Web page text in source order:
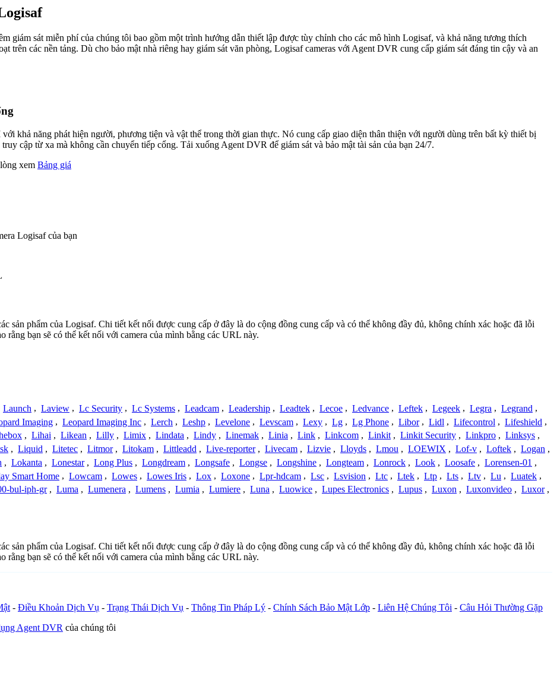
giám sát miễn phí của chúng tôi bao gồm một trình hướng dẫn thiết lập được tùy chỉnh cho các mô hình Logisaf, và khả năng tương thích
trên các nền tảng. Dù cho bảo mật nhà riêng hay giám sát văn phòng, Logisaf cameras với Agent DVR cung cấp giám sát đáng tin cậy và an
khả năng phát hiện người, phương tiện và vật thể trong thời gian thực. Nó cung cấp giao diện thân thiện với người dùng trên bất kỳ thiết bị
cập từ xa mà không cần chuyển tiếp cổng. Tải xuống Agent DVR để giám sát và bảo mật tài sản của bạn 24/7.
xem Bảng giá
Logisaf của bạn
sản phẩm của Logisaf. Chi tiết kết nối được cung cấp ở đây là do cộng đồng cung cấp và có thể không đầy đủ, không chính xác hoặc đã lỗi
bạn sẽ có thể kết nối với camera của mình bằng các URL này.
Launch , Laview , Lc Security , Lc Systems , Leadcam , Leadership , Leadtek , Lecoe , Ledvance , Leftek , Legeek , Legra , Legrand ,
Imaging , Leopard Imaging Inc , Lerch , Leshp , Levelone , Levscam , Lexy , Lg , Lg Phone , Libor , Lidl , Lifecontrol , Lifeshield ,
, Lihai , Likean , Lilly , Limix , Lindata , Lindy , Linemak , Linia , Link , Linkcom , Linkit , Linkit Security , Linkpro , Linksys ,
, Liquid , Litetec , Litmor , Litokam , Littleadd , Live-reporter , Livecam , Lizvie , Lloyds , Lmou , LOEWIX , Lof-v , Loftek , Logan ,
, Lokanta , Lonestar , Long Plus , Longdream , Longsafe , Longse , Longshine , Longteam , Lonrock , Look , Loosafe , Lorensen-01 ,
Smart Home , Lowcam , Lowes , Lowes Iris , Lox , Loxone , Lpr-hdcam , Lsc , Lsvision , Ltc , Ltek , Ltp , Lts , Ltv , Lu , Luatek ,
bul-iph-gr , Luma , Lumenera , Lumens , Lumia , Lumiere , Luna , Luowice , Lupes Electronics , Lupus , Luxon , Luxonvideo , Luxor ,
sản phẩm của Logisaf. Chi tiết kết nối được cung cấp ở đây là do cộng đồng cung cấp và có thể không đầy đủ, không chính xác hoặc đã lỗi
bạn sẽ có thể kết nối với camera của mình bằng các URL này.
- Điều Khoản Dịch Vụ - Trạng Thái Dịch Vụ - Thông Tin Pháp Lý - Chính Sách Bảo Mật Lớp - Liên Hệ Chúng Tôi - Câu Hỏi Thường Gặp
Agent DVR của chúng tôi